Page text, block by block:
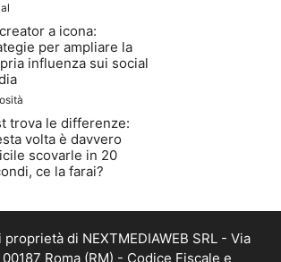
a icona:
per ampliare la
influenza sui social
trova le differenze:
volta è davvero
scovarle in 20
ce la farai?
di NEXTMEDIAWEB SRL - Via
00187 Roma (RM) - Codice Fiscale e